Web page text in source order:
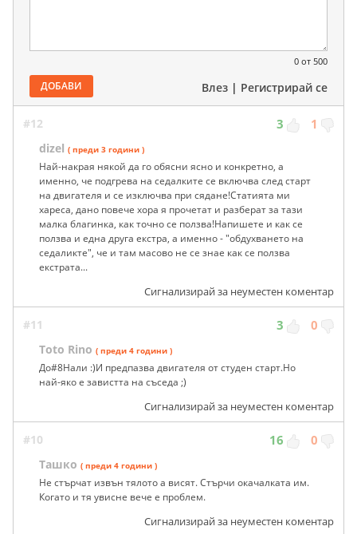
0 от 500
ДОБАВИ Влез | Регистрирай се
#12 3 1
dizel ( преди 3 години )
Най-накрая някой да го обясни ясно и конкретно, а
именно, че подгрева на седалките се включва след старт
на двигателя и се изключва при сядане!Статията ми
хареса, дано повече хора я прочетат и разберат за тази
малка благинка, как точно се ползва!Напишете и как се
ползва и една друга екстра, а именно - "обдухването на
седаликте", че и там масово не се знае как се ползва
екстрата...
Сигнализирай за неуместен коментар
#11 3 0
Toto Rino ( преди 4 години )
До#8Нали :)И предпазва двигателя от студен старт.Но
най-яко е завистта на съседа ;)
Сигнализирай за неуместен коментар
#10 16 0
Ташко ( преди 4 години )
Не стърчат извън тялото а висят. Стърчи окачалката им.
Когато и тя увисне вече е проблем.
Сигнализирай за неуместен коментар